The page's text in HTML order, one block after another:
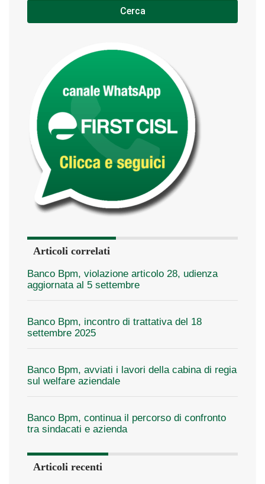
Cerca
Articoli correlati
Banco Bpm, violazione articolo 28, udienza
aggiornata al 5 settembre
Banco Bpm, incontro di trattativa del 18
settembre 2025
Banco Bpm, avviati i lavori della cabina di regia
sul welfare aziendale
Banco Bpm, continua il percorso di confronto
tra sindacati e azienda
Articoli recenti